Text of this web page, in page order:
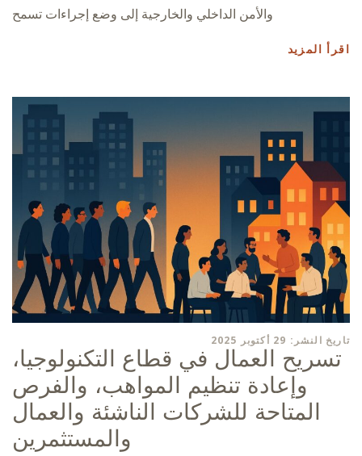
والأمن الداخلي والخارجية إلى وضع إجراءات تسمح
اقرأ المزيد
تاريخ النشر: 29 أكتوبر 2025
تسريح العمال في قطاع التكنولوجيا،
وإعادة تنظيم المواهب، والفرص
المتاحة للشركات الناشئة والعمال
والمستثمرين